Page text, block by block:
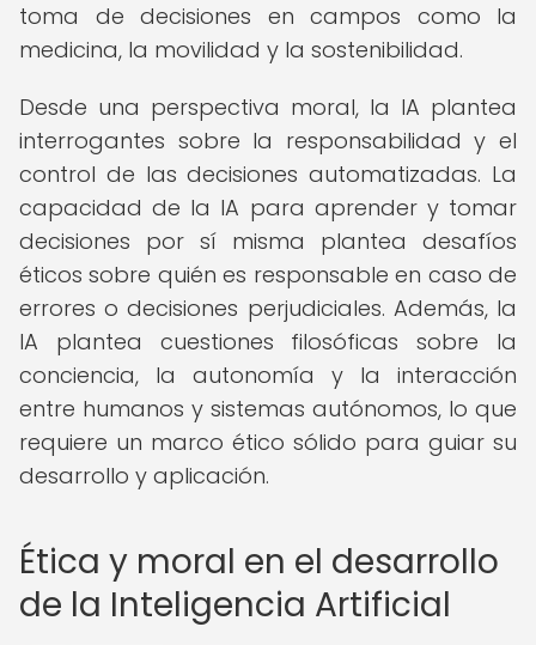
toma de decisiones en campos como la
medicina, la movilidad y la sostenibilidad.
Desde una perspectiva moral, la IA plantea
interrogantes sobre la responsabilidad y el
control de las decisiones automatizadas. La
capacidad de la IA para aprender y tomar
decisiones por sí misma plantea desafíos
éticos sobre quién es responsable en caso de
errores o decisiones perjudiciales. Además, la
IA plantea cuestiones filosóficas sobre la
conciencia, la autonomía y la interacción
entre humanos y sistemas autónomos, lo que
requiere un marco ético sólido para guiar su
desarrollo y aplicación.
Ética y moral en el desarrollo
de la Inteligencia Artificial